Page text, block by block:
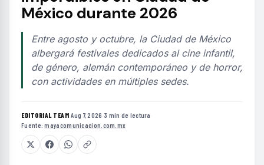
México durante 2026
Entre agosto y octubre, la Ciudad de México
albergará festivales dedicados al cine infantil,
de género, alemán contemporáneo y de horror,
con actividades en múltiples sedes.
EDITORIAL TEAM·Aug 7, 2026 ·3 min de lectura ·
Fuente:mayacomunicacion.com.mx